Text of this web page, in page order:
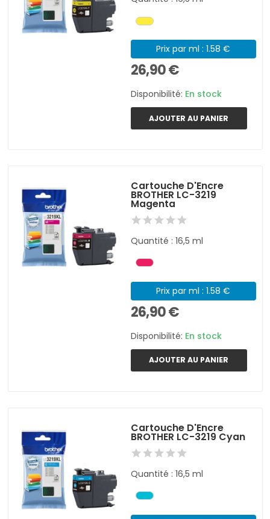
Prix par ml : 1.58 €
26,90 €
Disponibilité: En stock
AJOUTER AU PANIER
Cartouche D'Encre
BROTHER LC-3219
Magenta
Quantité : 16,5 ml
Prix par ml : 1.58 €
26,90 €
Disponibilité: En stock
AJOUTER AU PANIER
Cartouche D'Encre
BROTHER LC-3219 Cyan
Quantité : 16,5 ml